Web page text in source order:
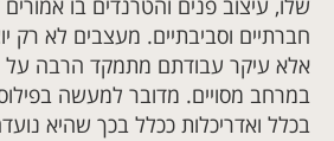
שלו, עיצוב פנים והטרנדים בו
חברתיים וסביבתיים. מעצבים לא רק
אלא עיקר עבודתם מתמקד הרבה על
במרחב מסויים. מדובר למעשה
בכלל ואדריכלות ככלל בכך שהיא